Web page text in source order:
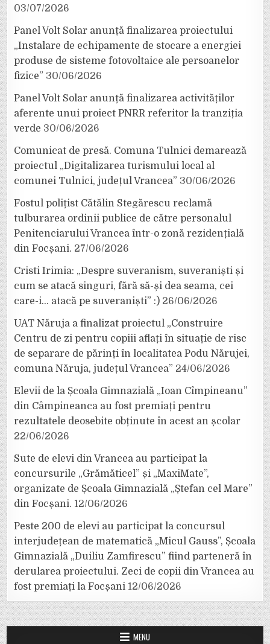
03/07/2026
Panel Volt Solar anunță finalizarea proiectului
„Instalare de echipamente de stocare a energiei
produse de sisteme fotovoltaice ale persoanelor
fizice” 30/06/2026
Panel Volt Solar anunță finalizarea activităților
aferente unui proiect PNRR referitor la tranziția
verde 30/06/2026
Comunicat de presă. Comuna Tulnici demarează
proiectul „Digitalizarea turismului local al
comunei Tulnici, județul Vrancea” 30/06/2026
Fostul polițist Cătălin Stegărescu reclamă
tulburarea ordinii publice de către personalul
Penitenciarului Vrancea într-o zonă rezidențială
din Focșani. 27/06/2026
Cristi Irimia: „Despre suveranism, suveraniști și
cum se atacă singuri, fără să-și dea seama, cei
care-i… atacă pe suveraniști” :) 26/06/2026
UAT Năruja a finalizat proiectul „Construire
Centru de zi pentru copiii aflați în situație de risc
de separare de părinți în localitatea Podu Nărujei,
comuna Năruja, județul Vrancea” 24/06/2026
Elevii de la Școala Gimnazială „Ioan Cîmpineanu”
din Câmpineanca au fost premiați pentru
rezultatele deosebite obținute în acest an școlar
22/06/2026
Sute de elevi din Vrancea au participat la
concursurile „Grămăticel” și „MaxiMate”,
organizate de Școala Gimnazială „Ștefan cel Mare”
din Focșani. 12/06/2026
Peste 200 de elevi au participat la concursul
interjudețean de matematică „Micul Gauss”, Școala
Gimnazială „Duiliu Zamfirescu” fiind parteneră în
derularea proiectului. Zeci de copii din Vrancea au
fost premiați la Focșani 12/06/2026
MENU